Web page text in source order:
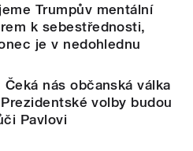
Trumpův mentální
k sebestřednosti,
je v nedohlednu
nás občanská válka
volby budou
Pavlovi